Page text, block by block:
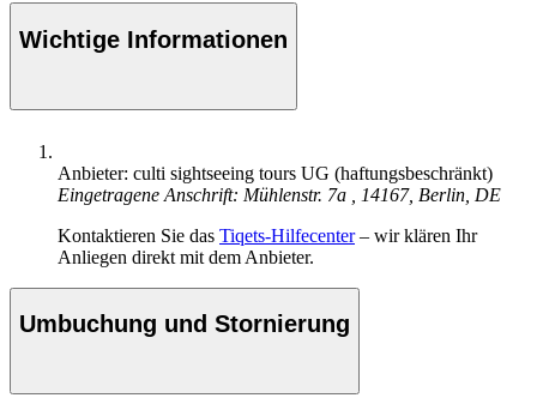
Wichtige Informationen
Anbieter: culti sightseeing tours UG (haftungsbeschränkt)
Eingetragene Anschrift: Mühlenstr. 7a , 14167, Berlin, DE
Kontaktieren Sie das Tiqets-Hilfecenter– wir klären Ihr
Anliegen direkt mit dem Anbieter.
Umbuchung und Stornierung